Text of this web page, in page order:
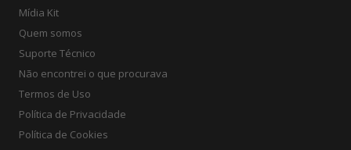
Mídia Kit
Quem somos
Suporte Técnico
Não encontrei o que procurava
Termos de Uso
Política de Privacidade
Política de Cookies